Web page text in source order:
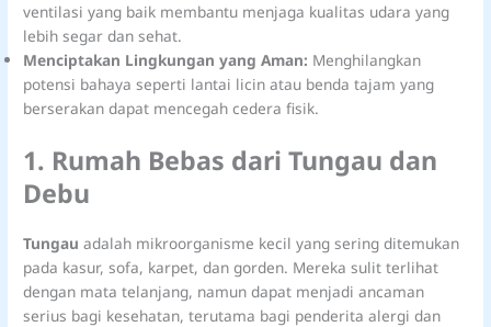
ventilasi yang baik membantu menjaga kualitas udara yang
lebih segar dan sehat.
Menciptakan Lingkungan yang Aman: Menghilangkan
potensi bahaya seperti lantai licin atau benda tajam yang
berserakan dapat mencegah cedera fisik.
1. Rumah Bebas dari Tungau dan
Debu
Tungau adalah mikroorganisme kecil yang sering ditemukan
pada kasur, sofa, karpet, dan gorden. Mereka sulit terlihat
dengan mata telanjang, namun dapat menjadi ancaman
serius bagi kesehatan, terutama bagi penderita alergi dan